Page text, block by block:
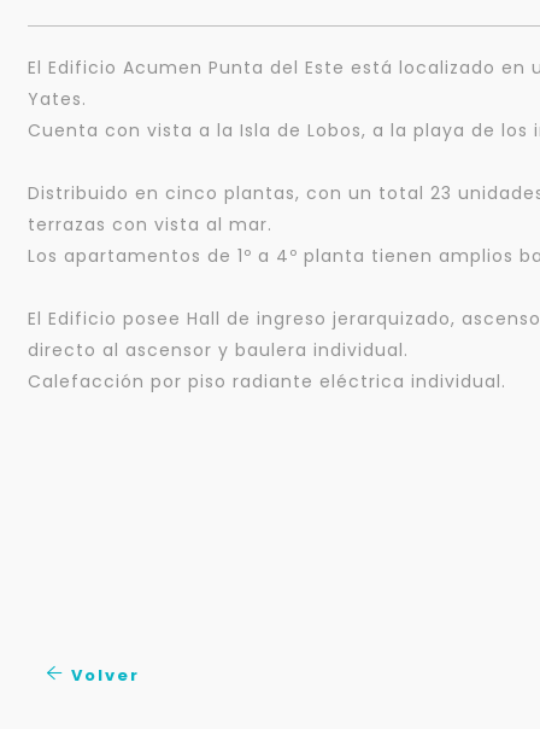
El Edificio Acumen Punta del Este está localizado
Yates.
Cuenta con vista a la Isla de Lobos, a la playa de los
Distribuido en cinco plantas, con un total 23
terrazas con vista al mar.
Los apartamentos de 1º a 4º planta tienen amplios
El Edificio posee Hall de ingreso jerarquizado,
directo al ascensor y baulera individual.
Calefacción por piso radiante eléctrica individual.
Volver